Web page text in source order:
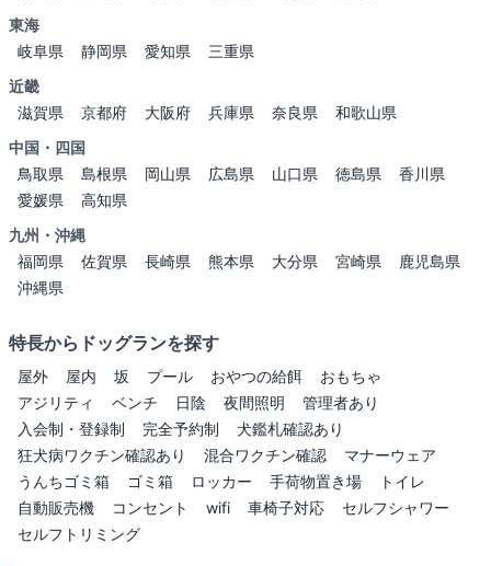
東海
岐阜県
静岡県 愛知県
三重県
近畿
滋賀県
京都府 大阪府 兵庫県 奈良県
和歌山県
中国・四国
鳥取県
島根県 岡山県 広島県 山口県 徳島県
香川県
愛媛県
高知県
九州・沖縄
福岡県
佐賀県 長崎県 熊本県 大分県 宮崎県
鹿児島県
沖縄県
特長からドッグランを探す
屋外 屋内 坂 プール おやつの給餌
おもちゃ
アジリティ
ベンチ 日陰 夜間照明
管理者あり
入会制・登録制
完全予約制
犬鑑札確認あり
狂犬病ワクチン確認あり
混合ワクチン確認
マナーウェア
うんちゴミ箱
ゴミ箱 ロッカー 手荷物置き場
トイレ
自動販売機
コンセント wifi 車椅子対応
セルフシャワー
セルフトリミング